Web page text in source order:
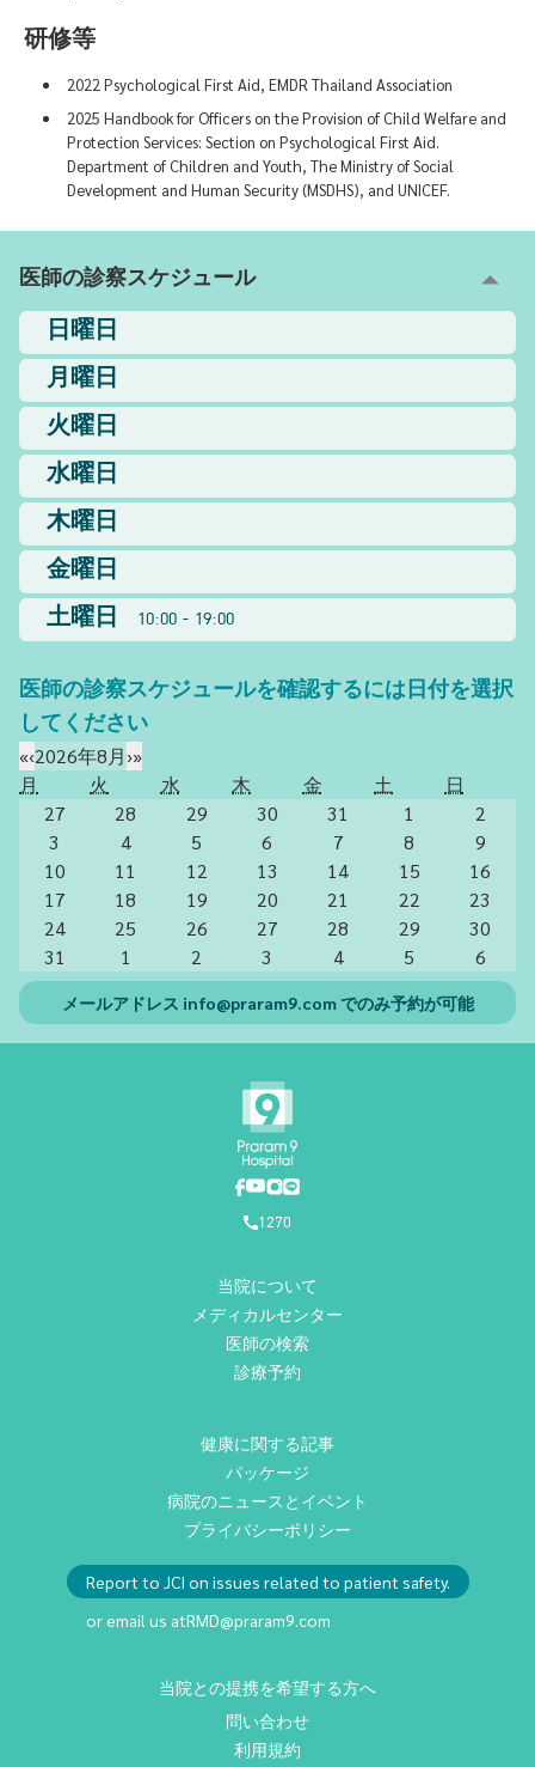
研修等
2022 Psychological First Aid, EMDR Thailand Association
2025 Handbook for Officers on the Provision of Child Welfare and
Protection Services: Section on Psychological First Aid.
Department of Children and Youth, The Ministry of Social
Development and Human Security (MSDHS), and UNICEF.
医師の診察スケジュール
日曜日
月曜日
火曜日
水曜日
木曜日
金曜日
土曜日
10:00 - 19:00
医師の診察スケジュールを確認するには日付を選択
してください
«‹2026年8月›»
月
火 水 木 金 土
日
27
28 29 30 31 1
2
3
4 5 6 7 8
9
10
11 12 13 14 15
16
17
18 19 20 21 22
23
24
25 26 27 28 29
30
31
1 2 3 4 5 6
メールアドレス info@praram9.comでのみ予約が可能
1270
当院について
メディカルセンター
医師の検索
診療予約
健康に関する記事
パッケージ
病院のニュースとイベント
プライバシーポリシー
Report to JCI on issues related to patient safety.
or email us atRMD@praram9.com
当院との提携を希望する方へ
問い合わせ
利用規約